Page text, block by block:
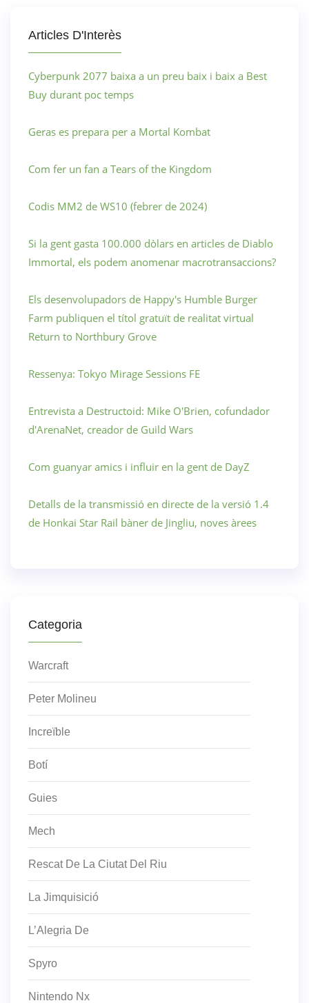
Articles D'Interès
Cyberpunk 2077 baixa a un preu baix i baix a Best
Buy durant poc temps
Geras es prepara per a Mortal Kombat
Com fer un fan a Tears of the Kingdom
Codis MM2 de WS10 (febrer de 2024)
Si la gent gasta 100.000 dòlars en articles de Diablo
Immortal, els podem anomenar macrotransaccions?
Els desenvolupadors de Happy's Humble Burger
Farm publiquen el títol gratuït de realitat virtual
Return to Northbury Grove
Ressenya: Tokyo Mirage Sessions FE
Entrevista a Destructoid: Mike O'Brien, cofundador
d'ArenaNet, creador de Guild Wars
Com guanyar amics i influir en la gent de DayZ
Detalls de la transmissió en directe de la versió 1.4
de Honkai Star Rail bàner de Jingliu, noves àrees
Categoria
Warcraft
Peter Molineu
Increïble
Botí
Guies
Mech
Rescat De La Ciutat Del Riu
La Jimquisició
L’Alegria De
Spyro
Nintendo Nx